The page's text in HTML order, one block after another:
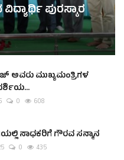
ಪುರಸ್ಕಾರ
ಅವರು ಮುಖ್ಯಮಂತ್ರಿಗಳ
0 608
ಸಾಧಕರಿಗೆ ಗೌರವ ಸನ್ಮಾನ
0 435